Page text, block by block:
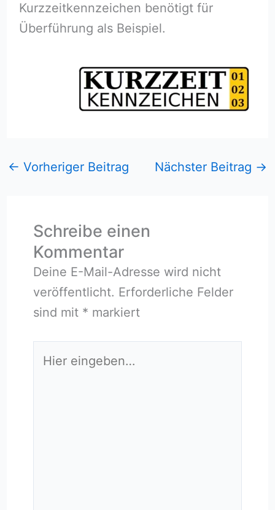
Kurzzeitkennzeichen benötigt für
Überführung als Beispiel.
← Vorheriger Beitrag Nächster Beitrag →
Schreibe einen
Kommentar
Deine E-Mail-Adresse wird nicht
veröffentlicht. Erforderliche Felder
sind mit * markiert
eingeben…